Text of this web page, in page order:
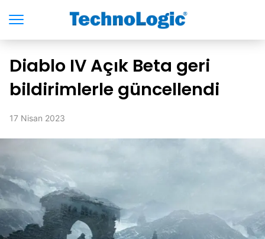
Diablo IV Açık Beta geri
bildirimlerle güncellendi
17 Nisan 2023